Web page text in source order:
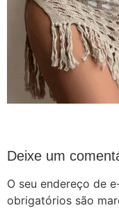
Deixe um
O seu endereço de
obrigatórios são